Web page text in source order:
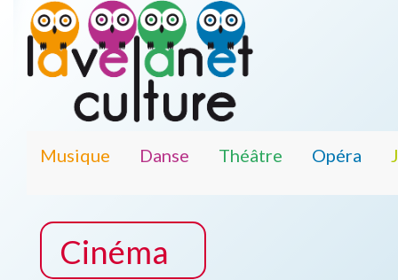
Musique Danse Théâtre Opéra
Cinéma